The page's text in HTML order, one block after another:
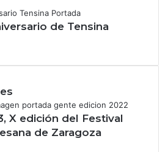
de Tensina
X edición del Festival
de Zaragoza